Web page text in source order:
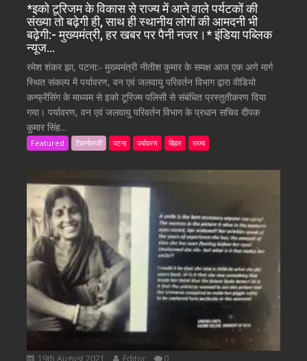
*इको टूरिजम के विकास से राज्य में आने वाले पर्यटकों की
संख्या तो बढ़ेगी ही, साथ ही स्थानीय लोगों की आमदनी भी
बढ़ेगी:- मुख्यमंत्री, हर खबर पर पैनी नजर।* इंडिया पब्लिक
न्यूज…
रमेश शंकर झा, पटना:- मुख्यमंत्री नीतीश कुमार के समक्ष आज एक अणे मार्ग
स्थित संकल्प में पर्यावरण, वन एवं जलवायु परिवर्तन विभाग द्वारा वीडियो
कन्फ्रेंसिंग के माध्यम से इको टूरिज्म पलिसी से संबंधित प्रस्तुतीकरण दिया
गया। पर्यावरण, वन एवं जलवायु परिवर्तन विभाग के प्रधान सचिव दीपक
कुमार सिंह...
Featured टैकनोलजी पटना पर्यावरण बिहार राज्य
19th August 2021 Editor 0